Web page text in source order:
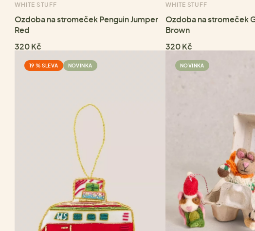
WHITE STUFF
Ozdoba na stromeček Penguin Jumper
Red
320 Kč
WHITE STUFF
Ozdoba na stromeček
Brown
320 Kč
19 % SLEVA NOVINKA NOVINKA